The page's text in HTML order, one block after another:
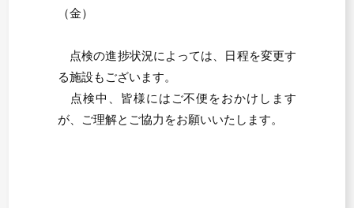
（金）
点検の進捗状況によっては、日程を変更す
る施設もございます。
点検中、皆様にはご不便をおかけします
が、ご理解とご協力をお願いいたします。